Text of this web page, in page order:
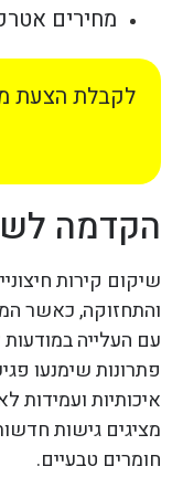
מחירים
לקבלת הצעת
הקדמה
שיקום קירות
והתחזוקה, כאשר
עם העלייה
פתרונות שימנעו
איכותיות ועמידות
מציגים גישות
חומרים טבעיים.